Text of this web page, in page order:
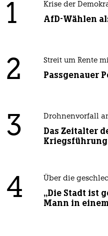
1 Krise der
AfD-Wählen
2 Streit um Rente
Passgenauer
3 Drohnenvorfall
Das Zeitalter
Kriegsführung
4 Über die
„Die Stadt ist
Mann in